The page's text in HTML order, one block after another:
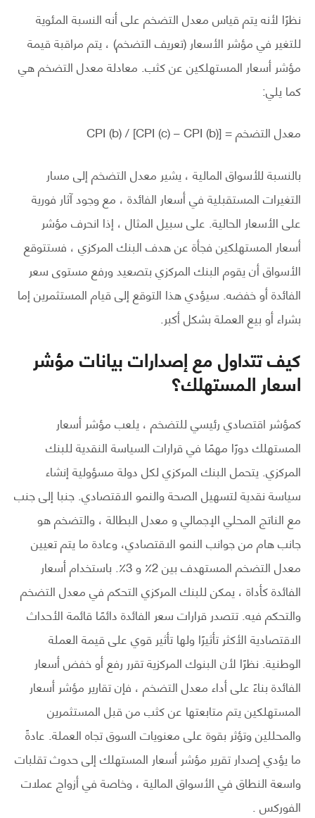
نظرًا لأنه يتم قياس معدل التضخم على أنه النسبة المئوية
للتغير في مؤشر الأسعار (تعريف التضخم) ، يتم مراقبة قيمة
مؤشر أسعار المستهلكين عن كثب. معادلة معدل التضخم هي
كما يلي:
معدل التضخم = [CPI (c) – CPI (b)] / CPI (b)
بالنسبة للأسواق المالية ، يشير معدل التضخم إلى مسار
التغيرات المستقبلية في أسعار الفائدة ، مع وجود آثار فورية
على الأسعار الحالية. على سبيل المثال ، إذا انحرف مؤشر
أسعار المستهلكين فجأة عن هدف البنك المركزي ، فستتوقع
الأسواق أن يقوم البنك المركزي بتصعيد ورفع مستوى سعر
الفائدة أو خفضه. سيؤدي هذا التوقع إلى قيام المستثمرين إما
بشراء أو بيع العملة بشكل أكبر.
كيف تتداول مع إصدارات بيانات مؤشر
اسعار المستهلك؟
كمؤشر اقتصادي رئيسي للتضخم ، يلعب مؤشر أسعار
المستهلك دورًا مهمًا في قرارات السياسة النقدية للبنك
المركزي. يتحمل البنك المركزي لكل دولة مسؤولية إنشاء
سياسة نقدية لتسهيل الصحة والنمو الاقتصادي. جنبا إلى جنب
مع الناتج المحلي الإجمالي و معدل البطالة ، والتضخم هو
جانب هام من جوانب النمو الاقتصادي، وعادة ما يتم تعيين
معدل التضخم المستهدف بين 2٪ و 3٪. باستخدام أسعار
الفائدة كأداة ، يمكن للبنك المركزي التحكم في معدل التضخم
والتحكم فيه. تتصدر قرارات سعر الفائدة دائمًا قائمة الأحداث
الاقتصادية الأكثر تأثيرًا ولها تأثير قوي على قيمة العملة
الوطنية. نظرًا لأن البنوك المركزية تقرر رفع أو خفض أسعار
الفائدة بناءً على أداء معدل التضخم ، فإن تقارير مؤشر أسعار
المستهلكين يتم متابعتها عن كثب من قبل المستثمرين
والمحللين وتؤثر بقوة على معنويات السوق تجاه العملة. عادةً
ما يؤدي إصدار تقرير مؤشر أسعار المستهلك إلى حدوث تقلبات
واسعة النطاق في الأسواق المالية ، وخاصة في أزواج عملات
الفوركس .